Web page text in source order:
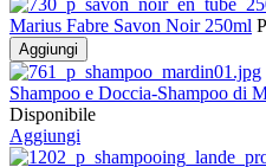
Marius Fabre Savon Noir 250ml
Aggiungi
Shampoo e Doccia-Shampoo di
Disponibile
Aggiungi